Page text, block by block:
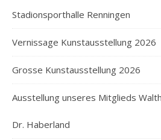
Stadionsporthalle Renningen
Vernissage Kunstausstellung 2026
Grosse Kunstausstellung 2026
Ausstellung unseres Mitglieds
Dr. Haberland